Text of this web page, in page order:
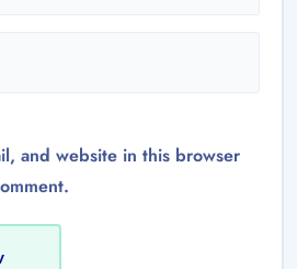
and website in this browser